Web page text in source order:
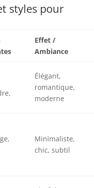
styles pour
Effet /
Ambiance
Élégant,
romantique,
moderne
Minimaliste,
chic, subtil